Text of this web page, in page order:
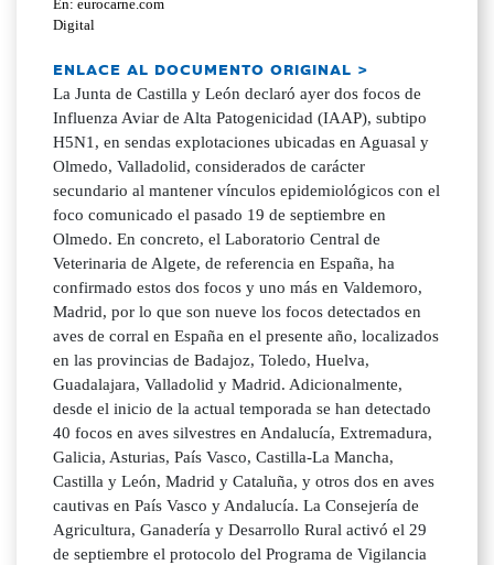
En: eurocarne.com
Digital
ENLACE AL DOCUMENTO ORIGINAL >
La Junta de Castilla y León declaró ayer dos focos de
Influenza Aviar de Alta Patogenicidad (IAAP), subtipo
H5N1, en sendas explotaciones ubicadas en Aguasal y
Olmedo, Valladolid, considerados de carácter
secundario al mantener vínculos epidemiológicos con el
foco comunicado el pasado 19 de septiembre en
Olmedo. En concreto, el Laboratorio Central de
Veterinaria de Algete, de referencia en España, ha
confirmado estos dos focos y uno más en Valdemoro,
Madrid, por lo que son nueve los focos detectados en
aves de corral en España en el presente año, localizados
en las provincias de Badajoz, Toledo, Huelva,
Guadalajara, Valladolid y Madrid. Adicionalmente,
desde el inicio de la actual temporada se han detectado
40 focos en aves silvestres en Andalucía, Extremadura,
Galicia, Asturias, País Vasco, Castilla-La Mancha,
Castilla y León, Madrid y Cataluña, y otros dos en aves
cautivas en País Vasco y Andalucía. La Consejería de
Agricultura, Ganadería y Desarrollo Rural activó el 29
de septiembre el protocolo del Programa de Vigilancia